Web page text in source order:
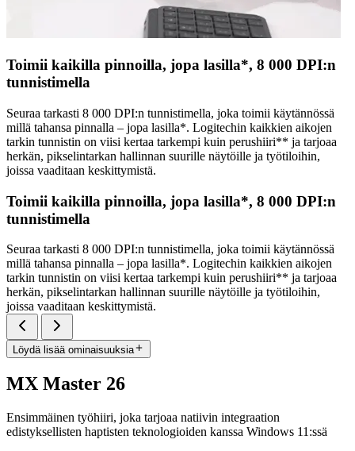
Toimii kaikilla pinnoilla, jopa lasilla*, 8 000 DPI:n
tunnistimella
Seuraa tarkasti 8 000 DPI:n tunnistimella, joka toimii käytännössä
millä tahansa pinnalla – jopa lasilla*. Logitechin kaikkien aikojen
tarkin tunnistin on viisi kertaa tarkempi kuin perushiiri** ja tarjoaa
herkän, pikselintarkan hallinnan suurille näytöille ja työtiloihin,
joissa vaaditaan keskittymistä.
Toimii kaikilla pinnoilla, jopa lasilla*, 8 000 DPI:n
tunnistimella
Seuraa tarkasti 8 000 DPI:n tunnistimella, joka toimii käytännössä
millä tahansa pinnalla – jopa lasilla*. Logitechin kaikkien aikojen
tarkin tunnistin on viisi kertaa tarkempi kuin perushiiri** ja tarjoaa
herkän, pikselintarkan hallinnan suurille näytöille ja työtiloihin,
joissa vaaditaan keskittymistä.
Löydä lisää ominaisuuksia
MX Master 26
Ensimmäinen työhiiri, joka tarjoaa natiivin integraation
edistyksellisten haptisten teknologioiden kanssa Windows 11:ssä